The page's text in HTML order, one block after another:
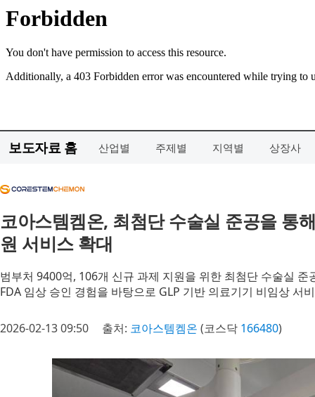
보도자료 홈 산업별 주제별 지역별 상장사
코아스템켐온, 최첨단 수술실 준공을 통
원 서비스 확대
범부처 9400억, 106개 신규 과제 지원을 위한 최첨단 수술실 준
FDA 임상 승인 경험을 바탕으로 GLP 기반 의료기기 비임상 서
2026-02-13 09:50 출처: 코아스템켐온 (코스닥 166480)